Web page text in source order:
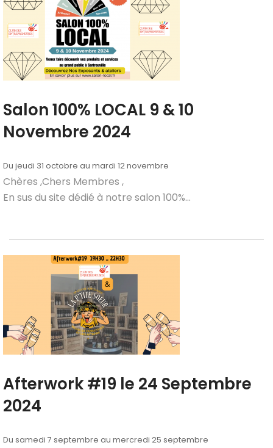
Salon 100% LOCAL 9 & 10
Novembre 2024
Du jeudi 31 octobre au mardi 12 novembre
Chères ,Chers Membres ,
En sus du site dédié à notre salon 100%...
Afterwork #19 le 24 Septembre
2024
Du samedi 7 septembre au mercredi 25 septembre